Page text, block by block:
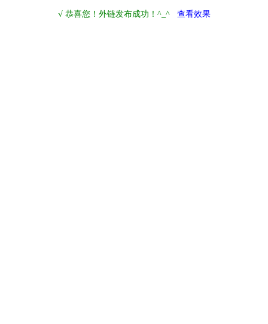
√ 恭喜您！外链发布成功！^_^ 查看效果